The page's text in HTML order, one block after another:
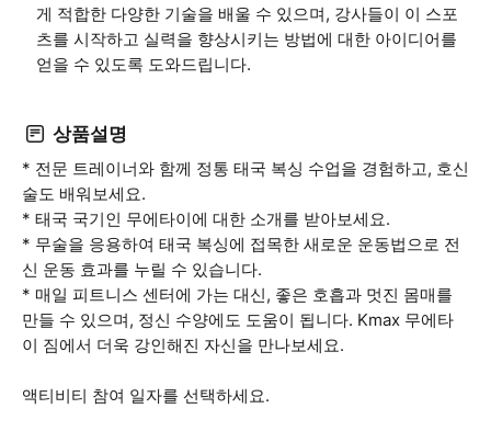
게 적합한 다양한 기술을 배울 수 있으며, 강사들이 이 스포
츠를 시작하고 실력을 향상시키는 방법에 대한 아이디어를
얻을 수 있도록 도와드립니다.
상품설명
* 전문 트레이너와 함께 정통 태국 복싱 수업을 경험하고, 호신
술도 배워보세요.
* 태국 국기인 무에타이에 대한 소개를 받아보세요.
* 무술을 응용하여 태국 복싱에 접목한 새로운 운동법으로 전
신 운동 효과를 누릴 수 있습니다.
* 매일 피트니스 센터에 가는 대신, 좋은 호흡과 멋진 몸매를
만들 수 있으며, 정신 수양에도 도움이 됩니다. Kmax 무에타
이 짐에서 더욱 강인해진 자신을 만나보세요.
액티비티 참여 일자를 선택하세요.